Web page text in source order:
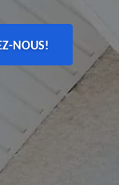
NOUS!